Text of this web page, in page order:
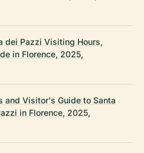
dei Pazzi Visiting Hours,
in Florence, 2025,
Visitor's Guide to Santa
in Florence, 2025,